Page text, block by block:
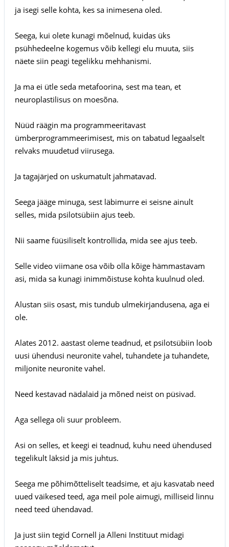
ja isegi selle kohta, kes sa inimesena oled.
Seega, kui olete kunagi mõelnud, kuidas üks
psühhedeelne kogemus võib kellegi elu muuta, siis
näete siin peagi tegelikku mehhanismi.
Ja ma ei ütle seda metafoorina, sest ma tean, et
neuroplastilisus on moesõna.
Nüüd räägin ma programmeeritavast
ümberprogrammeerimisest, mis on tabatud legaalselt
relvaks muudetud viirusega.
Ja tagajärjed on uskumatult jahmatavad.
Seega jääge minuga, sest läbimurre ei seisne ainult
selles, mida psilotsübiin ajus teeb.
Nii saame füüsiliselt kontrollida, mida see ajus teeb.
Selle video viimane osa võib olla kõige hämmastavam
asi, mida sa kunagi inimmõistuse kohta kuulnud oled.
Alustan siis osast, mis tundub ulmekirjandusena, aga ei
ole.
Alates 2012. aastast oleme teadnud, et psilotsübiin loob
uusi ühendusi neuronite vahel, tuhandete ja tuhandete,
miljonite neuronite vahel.
Need kestavad nädalaid ja mõned neist on püsivad.
Aga sellega oli suur probleem.
Asi on selles, et keegi ei teadnud, kuhu need ühendused
tegelikult läksid ja mis juhtus.
Seega me põhimõtteliselt teadsime, et aju kasvatab need
uued väikesed teed, aga meil pole aimugi, milliseid linnu
need teed ühendavad.
Ja just siin tegid Cornell ja Alleni Instituut midagi